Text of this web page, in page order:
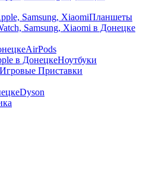
Планшеты
AirPods
Ноутбуки
Игровые Приставки
Dyson